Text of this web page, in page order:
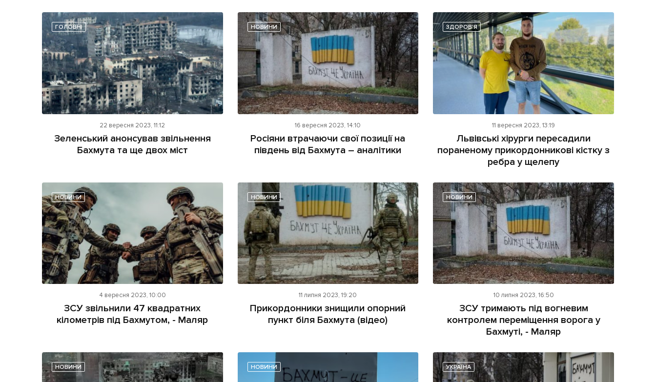
ГОЛОВНІ
22 вересня 2023, 11:12
Зеленський анонсував звільнення
Бахмута та ще двох міст
НОВИНИ
16 вересня 2023, 14:10
Росіяни втрачаючи свої позиції на
південь від Бахмута – аналітики
ЗДОРОВ'Я
11 вересня 2023, 13:19
Львівські хірурги пересадили
пораненому прикордонникові кістку з
ребра у щелепу
НОВИНИ
4 вересня 2023, 10:00
ЗСУ звільнили 47 квадратних
кілометрів під Бахмутом, - Маляр
НОВИНИ
11 липня 2023, 19:20
Прикордонники знищили опорний
пункт біля Бахмута (відео)
НОВИНИ
10 липня 2023, 16:50
ЗСУ тримають під вогневим
контролем переміщення ворога у
Бахмуті, - Маляр
НОВИНИ НОВИНИ УКРАЇНА